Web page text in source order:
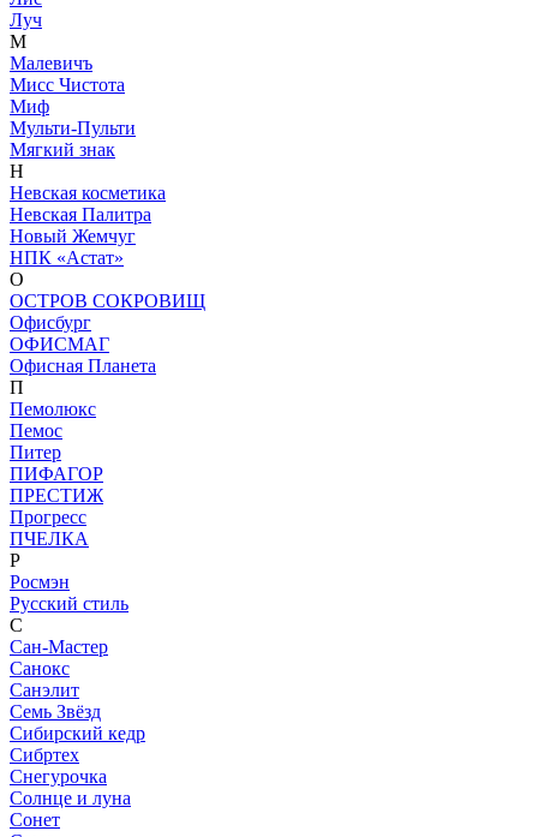
Луч
М
Малевичъ
Мисс Чистота
Миф
Мульти-Пульти
Мягкий знак
Н
Невская косметика
Невская Палитра
Новый Жемчуг
НПК «Астат»
О
ОСТРОВ СОКРОВИЩ
Офисбург
ОФИСМАГ
Офисная Планета
П
Пемолюкс
Пемос
Питер
ПИФАГОР
ПРЕСТИЖ
Прогресс
ПЧЕЛКА
Р
Росмэн
Русский стиль
С
Сан-Мастер
Санокс
Санэлит
Семь Звёзд
Сибирский кедр
Сибртех
Снегурочка
Солнце и луна
Сонет